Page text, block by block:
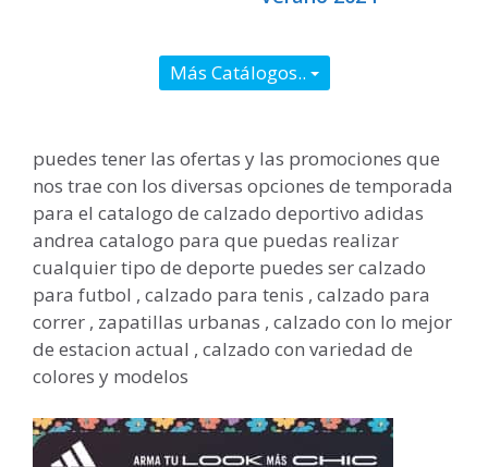
Más Catálogos..
puedes tener las ofertas y las promociones que
nos trae con los diversas opciones de temporada
para el catalogo de calzado deportivo adidas
andrea catalogo para que puedas realizar
cualquier tipo de deporte puedes ser calzado
para futbol , calzado para tenis , calzado para
correr , zapatillas urbanas , calzado con lo mejor
de estacion actual , calzado con variedad de
colores y modelos